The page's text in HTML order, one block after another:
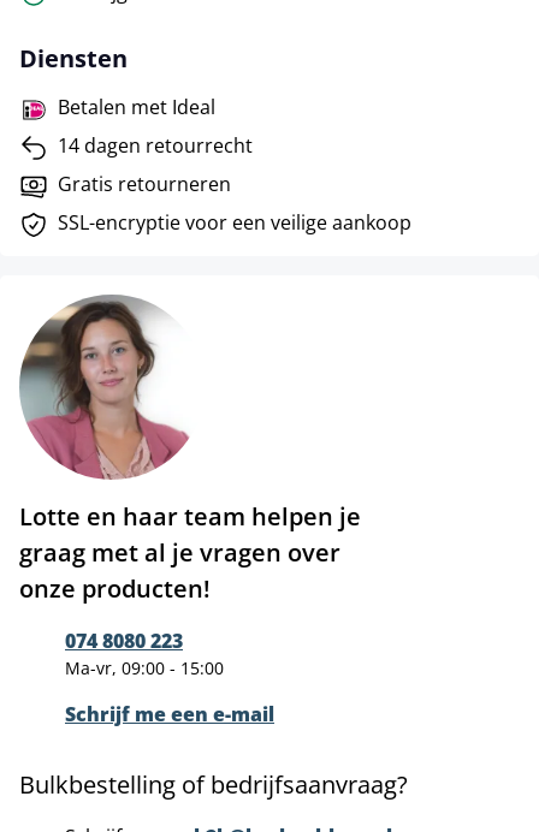
Diensten
Betalen met Ideal
14 dagen retourrecht
Gratis retourneren
SSL-encryptie voor een veilige aankoop
Lotte en haar team helpen je
graag met al je vragen over
onze producten!
074 8080 223
Ma-vr, 09:00 - 15:00
Schrijf me een e-mail
Bulkbestelling of bedrijfsaanvraag?